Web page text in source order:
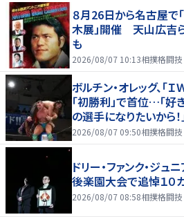
８月26日から名古屋で
木展」開催 天山広吉
も
2026/08/07 10:13相撲格闘技
ボルチン・オレッグ、「
「初勝利」で首位…「
の選手になりたいから
2026/08/07 09:50相撲格闘技
ドリー・ファンク・ジュ
後楽園大会で追悼１０
2026/08/07 08:58相撲格闘技